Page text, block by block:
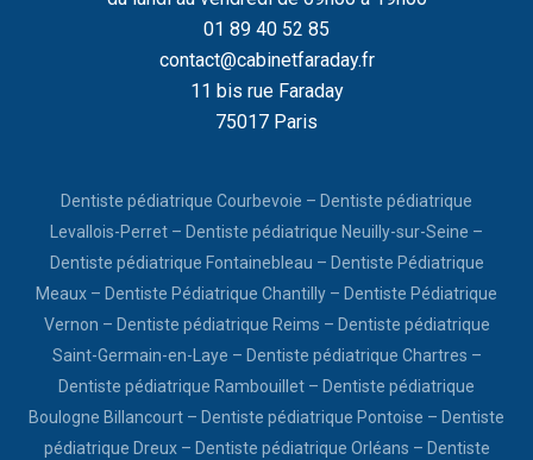
01 89 40 52 85
contact@cabinetfaraday.fr
11 bis rue Faraday
75017 Paris
Dentiste pédiatrique Courbevoie – Dentiste pédiatrique
Levallois-Perret – Dentiste pédiatrique Neuilly-sur-Seine –
Dentiste pédiatrique Fontainebleau – Dentiste Pédiatrique
Meaux – Dentiste Pédiatrique Chantilly – Dentiste Pédiatrique
Vernon – Dentiste pédiatrique Reims – Dentiste pédiatrique
Saint-Germain-en-Laye – Dentiste pédiatrique Chartres –
Dentiste pédiatrique Rambouillet – Dentiste pédiatrique
Boulogne Billancourt – Dentiste pédiatrique Pontoise – Dentiste
pédiatrique Dreux– Dentiste pédiatrique Orléans – Dentiste